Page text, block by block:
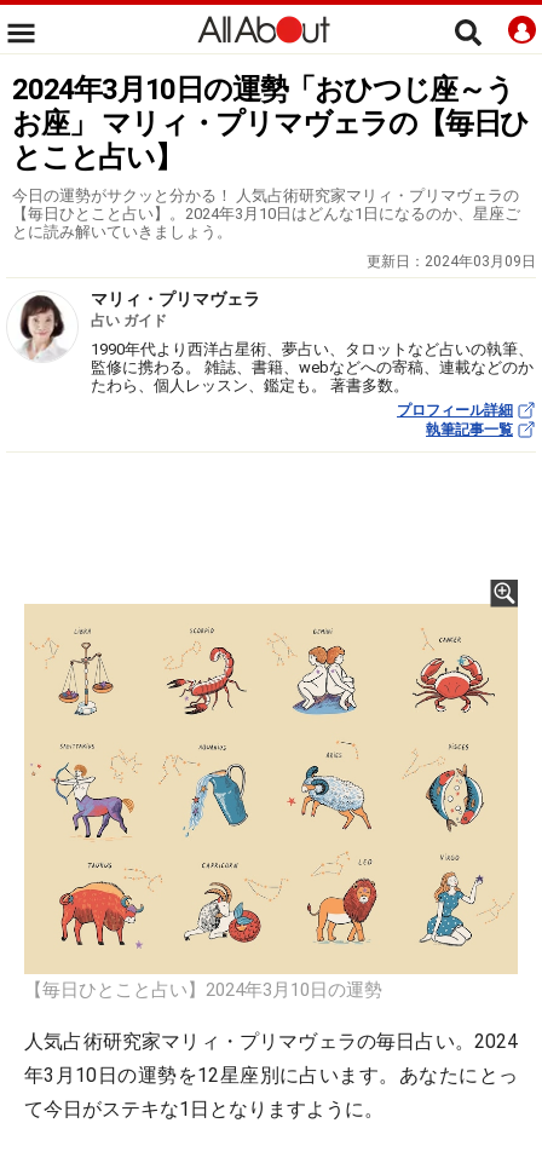
2024年3月10日の運勢「おひつじ座～う
お座」 マリィ・プリマヴェラの【毎日ひ
とこと占い】
今日の運勢がサクッと分かる！ 人気占術研究家マリィ・プリマヴェラの
【毎日ひとこと占い】。2024年3月10日はどんな1日になるのか、星座ご
とに読み解いていきましょう。
更新日： 2024年03月09日
マリィ・プリマヴェラ
占い ガイド
1990年代より西洋占星術、夢占い、タロットなど占いの執筆、
監修に携わる。 雑誌、書籍、webなどへの寄稿、連載などのか
たわら、個人レッスン、鑑定も。 著書多数。
プロフィール詳細
執筆記事一覧
【毎日ひとこと占い】2024年3月10日の運勢
人気占術研究家マリィ・プリマヴェラの毎日占い。2024
年3月10日の運勢を12星座別に占います。あなたにとっ
て今日がステキな1日となりますように。